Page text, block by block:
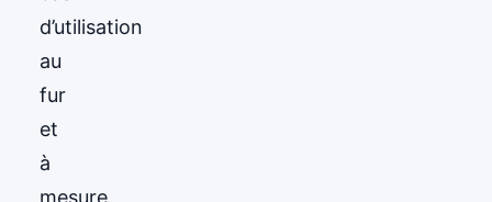
d’utilisation
au
fur
et
à
mesure